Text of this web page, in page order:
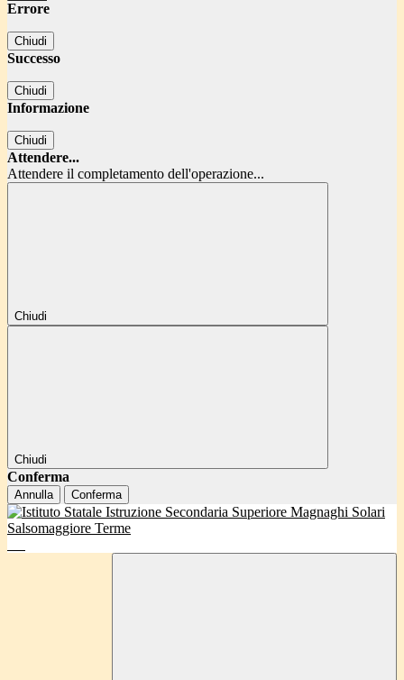
Errore
Chiudi
Successo
Chiudi
Informazione
Chiudi
Attendere...
Attendere il completamento dell'operazione...
Chiudi
Chiudi
Conferma
Annulla Conferma